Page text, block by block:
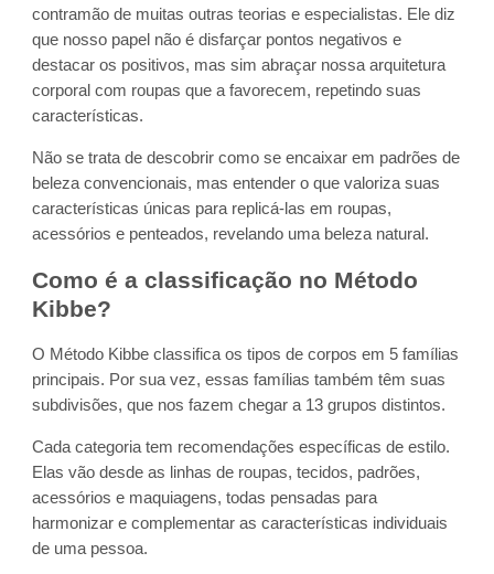
contramão de muitas outras teorias e especialistas. Ele diz
que nosso papel não é disfarçar pontos negativos e
destacar os positivos, mas sim abraçar nossa arquitetura
corporal com roupas que a favorecem, repetindo suas
características.
Não se trata de descobrir como se encaixar em padrões de
beleza convencionais, mas entender o que valoriza suas
características únicas para replicá-las em roupas,
acessórios e penteados, revelando uma beleza natural.
Como é a classificação no Método
Kibbe?
O Método Kibbe classifica os tipos de corpos em 5 famílias
principais. Por sua vez, essas famílias também têm suas
subdivisões, que nos fazem chegar a 13 grupos distintos.
Cada categoria tem recomendações específicas de estilo.
Elas vão desde as linhas de roupas, tecidos, padrões,
acessórios e maquiagens, todas pensadas para
harmonizar e complementar as características individuais
de uma pessoa.